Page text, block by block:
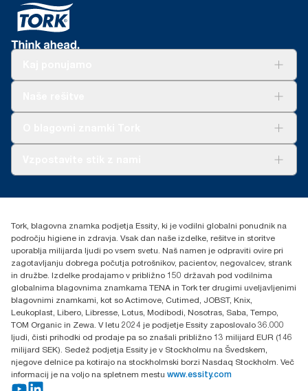
Essity Hungary Kft. Professional Hygiene
Budakeszi út 51.
Tork, blagovna znamka podjetja Essity, ki je vodilni globalni ponudnik na
področju higiene in zdravja. Vsak dan naše izdelke, rešitve in storitve
uporablja milijarda ljudi po vsem svetu. Naš namen je odpraviti ovire pri
zagotavljanju dobrega počutja potrošnikov, pacientov, negovalcev, strank
in družbe. Izdelke prodajamo v približno 150 državah pod vodilnima
globalnima blagovnima znamkama TENA in Tork ter drugimi uveljavljenimi
blagovnimi znamkami, kot so Actimove, Cutimed, JOBST, Knix,
Leukoplast, Libero, Libresse, Lotus, Modibodi, Nosotras, Saba, Tempo,
TOM Organic in Zewa. V letu 2024 je podjetje Essity zaposlovalo 36.000
ljudi, čisti prihodki od prodaje pa so znašali približno 13 milijard EUR (146
milijard SEK). Sedež podjetja Essity je v Stockholmu na Švedskem,
njegove delnice pa kotirajo na stockholmski borzi Nasdaq Stockholm. Več
informacij je na voljo na spletnem mestu www.essity.com